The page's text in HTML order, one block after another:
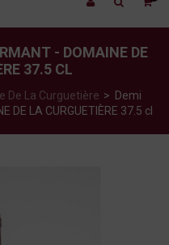
- DOMAINE DE
37.5 CL
De La Curguetière > Demi
DE LA CURGUETIÈRE 37.5 cl